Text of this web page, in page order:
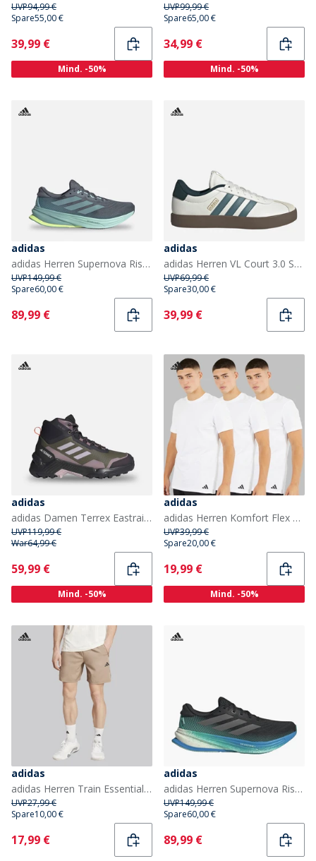
UVP94,99 €
Spare55,00 €
Current
39,99 €
Mind. -50%
UVP99,99 €
Spare65,00 €
Current
34,99 €
Mind. -50%
adidas
adidas Herren Supernova Rise 2 Neutrale Laufschuhe Onix/Mint Ton/Hi-Res Yellow
UVP149,99 €
Spare60,00 €
Current
89,99 €
adidas
adidas Herren VL Court 3.0 Sneaker Core White/Preloved Teal/Aurora Ivy
UVP69,99 €
Spare30,00 €
Current
39,99 €
adidas
adidas Damen Terrex Eastrail 2 Mid Rain.RDY Wanderschuhe Olive Strata/Silver Dawn/Ambient Tin
UVP119,99 €
War64,99 €
Current
59,99 €
Mind. -50%
adidas
adidas Herren Komfort Flex Baumwolle Drei Pack Rundhals T Shirts Weiß
UVP39,99 €
Spare20,00 €
Current
19,99 €
Mind. -50%
adidas
adidas Herren Train Essentials Gewebte Trainingsshorts Chalky Brown/Schwarz
UVP27,99 €
Spare10,00 €
Current
17,99 €
adidas
adidas Herren Supernova Rise 2 Neutrale Laufschuhe Core Black/Iron Metallic/Glory Green
UVP149,99 €
Spare60,00 €
Current
89,99 €